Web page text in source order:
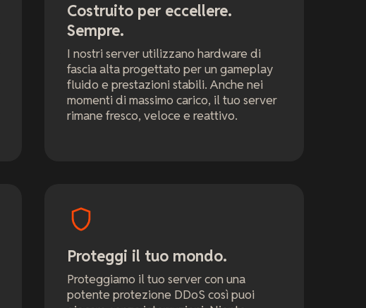
Costruito per eccellere.
Sempre.
I nostri server utilizzano hardware di
fascia alta progettato per un gameplay
fluido e prestazioni stabili. Anche nei
momenti di massimo carico, il tuo server
rimane fresco, veloce e reattivo.
Proteggi il tuo mondo.
Proteggiamo il tuo server con una
potente protezione DDoS così puoi